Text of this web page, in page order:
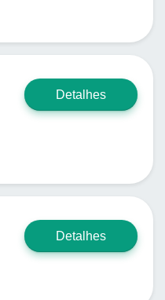
Detalhes
Detalhes